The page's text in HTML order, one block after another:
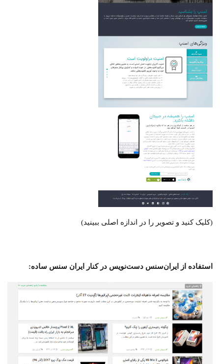
(کلیک کنید و تصویر را در اندازه اصلی ببینید)
استفاده از ایران‌سنس دست‌نویس در کنار ایران سنس ساده: